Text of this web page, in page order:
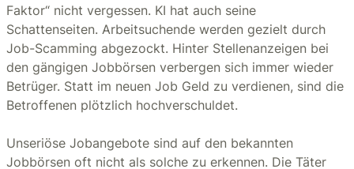
Faktor“ nicht vergessen. KI hat auch seine
Schattenseiten. Arbeitsuchende werden gezielt durch
Job-Scamming abgezockt. Hinter Stellenanzeigen bei
den gängigen Jobbörsen verbergen sich immer wieder
Betrüger. Statt im neuen Job Geld zu verdienen, sind die
Betroffenen plötzlich hochverschuldet.
Unseriöse Jobangebote sind auf den bekannten
Jobbörsen oft nicht als solche zu erkennen. Die Täter